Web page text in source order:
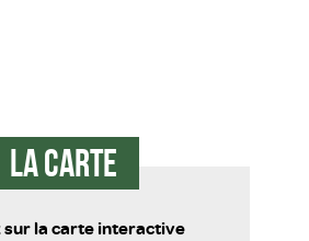
La carte
sur la carte interactive